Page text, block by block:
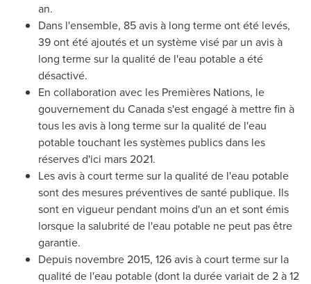
an.
Dans l'ensemble, 85 avis à long terme ont été levés,
39 ont été ajoutés et un système visé par un avis à
long terme sur la qualité de l'eau potable a été
désactivé.
En collaboration avec les Premières Nations, le
gouvernement du Canadas'est engagé à mettre fin à
tous les avis à long terme sur la qualité de l'eau
potable touchant les systèmes publics dans les
réserves d'ici mars 2021.
Les avis à court terme sur la qualité de l'eau potable
sont des mesures préventives de santé publique. Ils
sont en vigueur pendant moins d'un an et sont émis
lorsque la salubrité de l'eau potable ne peut pas être
garantie.
Depuis novembre 2015, 126 avis à court terme sur la
qualité de l'eau potable (dont la durée variait de 2 à 12